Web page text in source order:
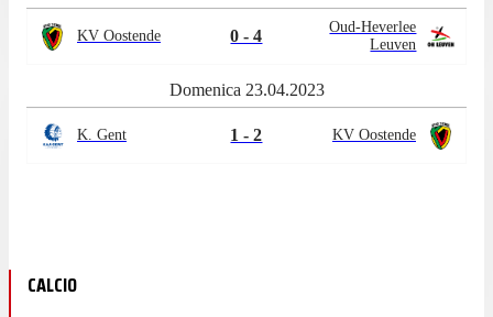
KV Oostende 0 - 4
Oud-Heverlee
Leuven
Domenica 23.04.2023
K. Gent 1 - 2 KV Oostende
CALCIO